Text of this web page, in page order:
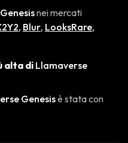
nei mercati
, Blur, LooksRare,
alta di Llamaverse
Genesisè stata con